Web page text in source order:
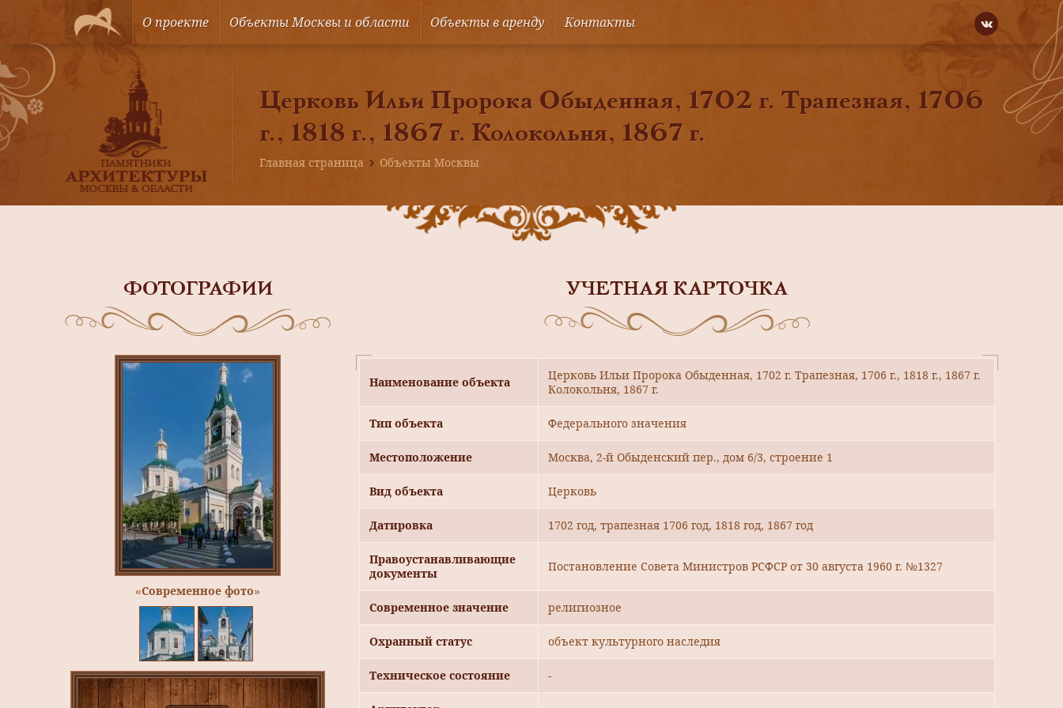
О проекте Объекты Москвы и области Объекты в аренду Контакты
Церковь Ильи Пророка Обыденная, 1702 г. Трапезная, 1706
г., 1818 г., 1867 г. Колокольня, 1867 г.
Главная страница Объекты Москвы
ФОТОГРАФИИ
«Современное фото»
УЧЕТНАЯ КАРТОЧКА
Наименование объекта
Церковь Ильи Пророка Обыденная, 1702 г. Трапезная, 1706 г., 1818 г., 1867 г.
Колокольня, 1867 г.
Тип объекта Федерального значения
Местоположение Москва, 2-й Обыденский пер., дом 6/3, строение 1
Вид объекта Церковь
Датировка 1702 год, трапезная 1706 год, 1818 год, 1867 год
Правоустанавливающие
документы
Постановление Совета Министров РСФСР от 30 августа 1960 г. №1327
Современное значение религиозное
Охранный статус объект культурного наследия
Техническое состояние -